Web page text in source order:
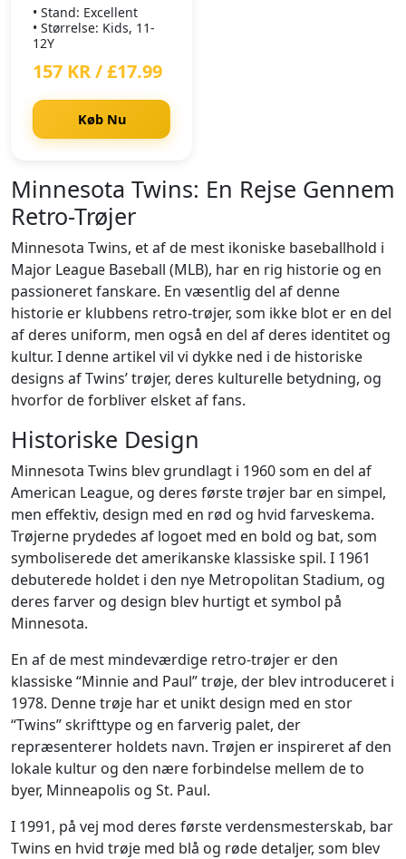
• Stand: Excellent
• Størrelse: Kids, 11-
12Y
157 KR / £17.99
Køb Nu
Minnesota Twins: En Rejse Gennem
Retro-Trøjer
Minnesota Twins, et af de mest ikoniske baseballhold i
Major League Baseball (MLB), har en rig historie og en
passioneret fanskare. En væsentlig del af denne
historie er klubbens retro-trøjer, som ikke blot er en del
af deres uniform, men også en del af deres identitet og
kultur. I denne artikel vil vi dykke ned i de historiske
designs af Twins’ trøjer, deres kulturelle betydning, og
hvorfor de forbliver elsket af fans.
Historiske Design
Minnesota Twins blev grundlagt i 1960 som en del af
American League, og deres første trøjer bar en simpel,
men effektiv, design med en rød og hvid farveskema.
Trøjerne prydedes af logoet med en bold og bat, som
symboliserede det amerikanske klassiske spil. I 1961
debuterede holdet i den nye Metropolitan Stadium, og
deres farver og design blev hurtigt et symbol på
Minnesota.
En af de mest mindeværdige retro-trøjer er den
klassiske “Minnie and Paul” trøje, der blev introduceret i
1978. Denne trøje har et unikt design med en stor
“Twins” skrifttype og en farverig palet, der
repræsenterer holdets navn. Trøjen er inspireret af den
lokale kultur og den nære forbindelse mellem de to
byer, Minneapolis og St. Paul.
I 1991, på vej mod deres første verdensmesterskab, bar
Twins en hvid trøje med blå og røde detaljer, som blev